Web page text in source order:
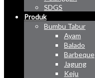
SDGS
Produk
Bumbu Tabur
Ayam
Balado
Barbeque
Jagung
Keju